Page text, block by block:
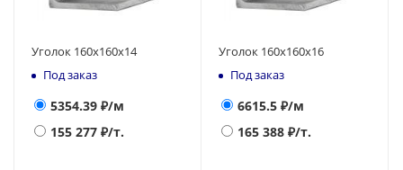
Уголок 160х160x14
Под заказ
5354.39 ₽/м
155 277 ₽/т.
Уголок 160х160x16
Под заказ
6615.5 ₽/м
165 388 ₽/т.